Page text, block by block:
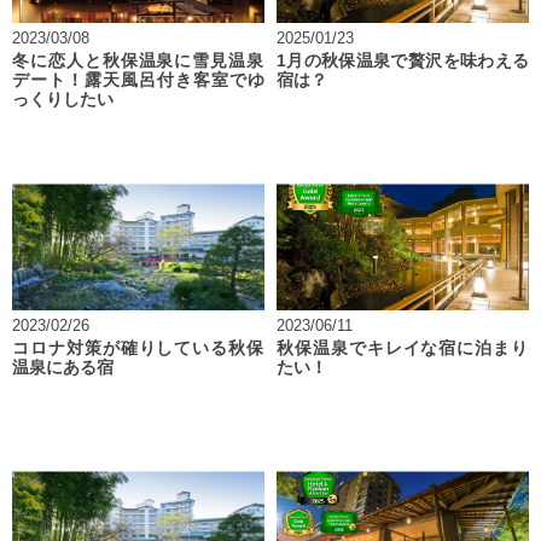
2023/03/08
冬に恋人と秋保温泉に雪見温泉
デート！露天風呂付き客室でゆ
っくりしたい
2025/01/23
1月の秋保温泉で贅沢を味わえる
宿は？
2023/02/26
コロナ対策が確りしている秋保
温泉にある宿
2023/06/11
秋保温泉でキレイな宿に泊まり
たい！